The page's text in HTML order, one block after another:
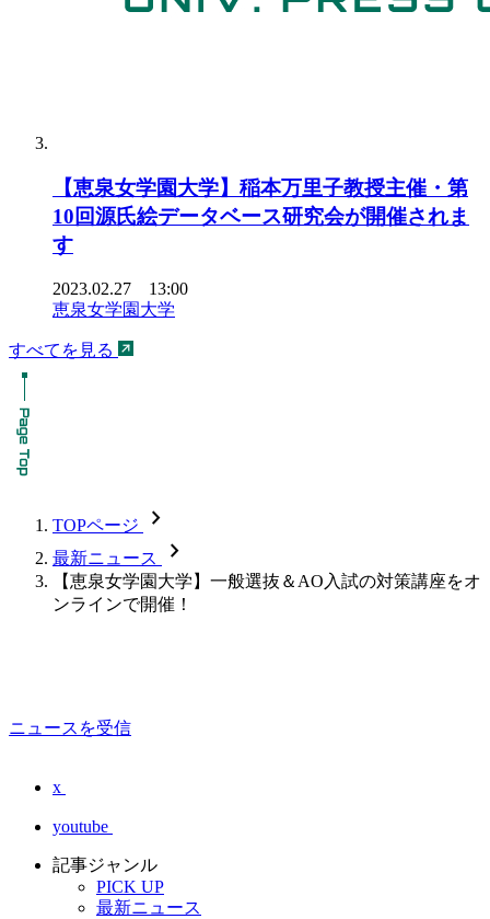
【恵泉女学園大学】稲本万里子教授主催・第
10回源氏絵データベース研究会が開催されま
す
2023.02.27 13:00
恵泉女学園大学
すべてを見る
TOPページ chevron_forward
最新ニュース chevron_forward
【恵泉女学園大学】一般選抜＆AO入試の対策講座をオ
ンラインで開催！
ニュースを受信
x
youtube
記事ジャンル
PICK UP
最新ニュース